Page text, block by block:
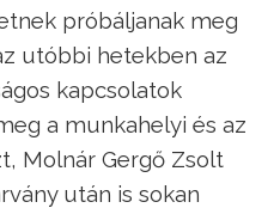
próbáljanak meg
utóbbi hetekben az
kapcsolatok
a munkahelyi és az
Molnár Gergő Zsolt
után is sokan